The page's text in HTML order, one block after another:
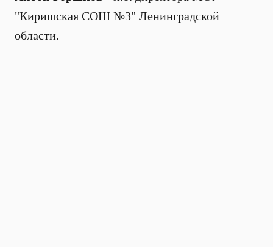
"Киришская СОШ №3" Ленинградской
области.